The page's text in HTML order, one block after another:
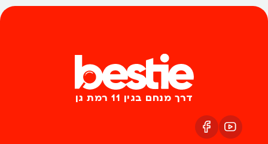
דרך מנחם בגין 11 רמת גן